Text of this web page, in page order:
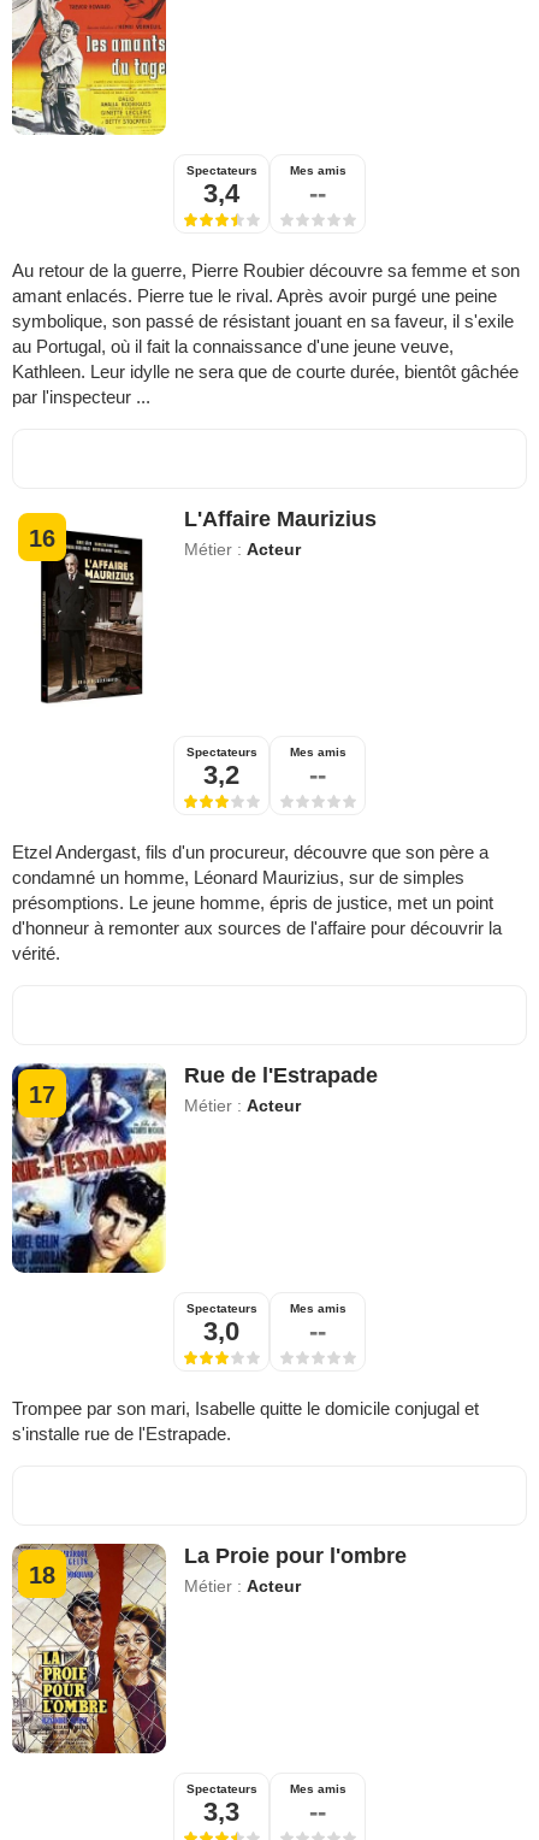
Spectateurs
3,4
Mes amis
--
Au retour de la guerre, Pierre Roubier découvre sa femme et son
amant enlacés. Pierre tue le rival. Après avoir purgé une peine
symbolique, son passé de résistant jouant en sa faveur, il s'exile
au Portugal, où il fait la connaissance d'une jeune veuve,
Kathleen. Leur idylle ne sera que de courte durée, bientôt gâchée
par l'inspecteur ...
16
L'Affaire Maurizius
Métier :Acteur
Spectateurs
3,2
Mes amis
--
Etzel Andergast, fils d'un procureur, découvre que son père a
condamné un homme, Léonard Maurizius, sur de simples
présomptions. Le jeune homme, épris de justice, met un point
d'honneur à remonter aux sources de l'affaire pour découvrir la
vérité.
17
Rue de l'Estrapade
Métier :Acteur
Spectateurs
3,0
Mes amis
--
Trompee par son mari, Isabelle quitte le domicile conjugal et
s'installe rue de l'Estrapade.
18
La Proie pour l'ombre
Métier :Acteur
Spectateurs
3,3
Mes amis
--